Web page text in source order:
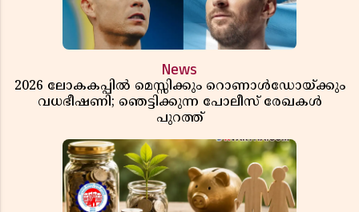
News
2026 ലോകകപ്പിൽ മെസ്സിക്കും റൊണാൾഡോയ്ക്കും
വധഭീഷണി; ഞെട്ടിക്കുന്ന പോലീസ് രേഖകൾ
പുറത്ത്